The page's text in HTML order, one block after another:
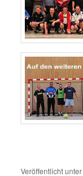
Veröffentlicht unter